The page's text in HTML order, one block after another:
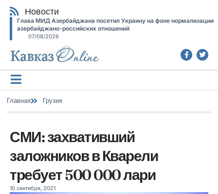
Новости
Глава МИД Азербайджана посетил Украину на фоне нормализации
азербайджано-российских отношений
07/08/2026
Главная Грузия
СМИ: захвативший
заложников в Кварели
требует 500 000 лари
10 сентября, 2021